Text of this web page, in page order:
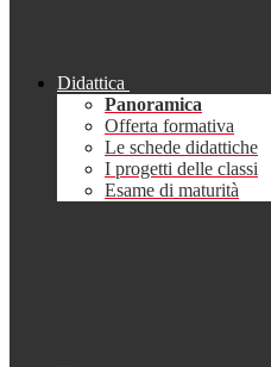
Didattica
Panoramica
Offerta formativa
Le schede didattiche
I progetti delle classi
Esame di maturità